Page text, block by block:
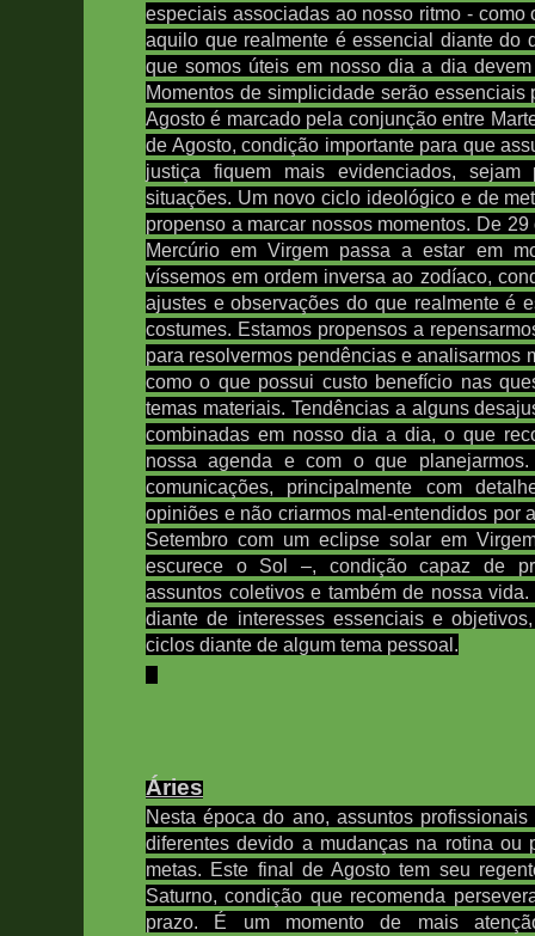
especiais associadas ao nosso ritmo - como
aquilo que realmente é essencial diante do
que somos úteis em nosso dia a dia
Momentos de simplicidade serão
Agosto é marcado pela conjunção entre
de Agosto, condição importante para que
justiça fiquem mais evidenciados,
situações. Um novo ciclo ideológico e de
propenso a marcar nossos momentos. De 29
Mercúrio em Virgem passa a estar em
víssemos em ordem inversa ao zodíaco,
ajustes e observações do que realmente é
costumes. Estamos propensos a
para resolvermos pendências e analisarmos
como o que possui custo benefício nas
temas materiais. Tendências a alguns
combinadas em nosso dia a dia, o que
nossa agenda e com o que
comunicações, principalmente com
opiniões e não criarmos mal-entendidos por
Setembro com um eclipse solar em
escurece o Sol –, condição capaz de
assuntos coletivos e também de nossa
diante de interesses essenciais e
ciclos diante de algum tema pessoal.
Áries
Nesta época do ano, assuntos
diferentes devido a mudanças na rotina ou
metas. Este final de Agosto tem seu
Saturno, condição que recomenda
prazo.
É um momento de mais